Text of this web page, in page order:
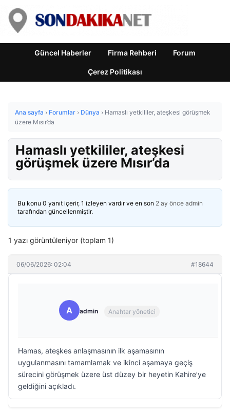
Güncel Haberler Firma Rehberi Forum
Çerez Politikası
Ana sayfa › Forumlar › Dünya › Hamaslı yetkililer, ateşkesi görüşmek
üzere Mısır’da
Hamaslı yetkililer, ateşkesi
görüşmek üzere Mısır’da
Bu konu 0 yanıt içerir, 1 izleyen vardır ve en son 2 ay önce admin
tarafından güncellenmiştir.
1 yazı görüntüleniyor (toplam 1)
06/06/2026: 02:04 #18644
A admin Anahtar yönetici
Hamas, ateşkes anlaşmasının ilk aşamasının
uygulanmasını tamamlamak ve ikinci aşamaya geçiş
sürecini görüşmek üzere üst düzey bir heyetin Kahire’ye
geldiğini açıkladı.